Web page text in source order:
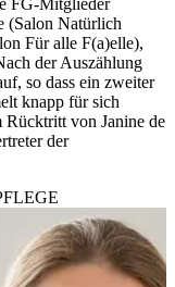
(Salon Natürlich
Für alle F(a)elle),
der Auszählung
so dass ein zweiter
knapp für sich
Rücktritt von Janine de
der